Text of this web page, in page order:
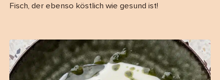
Fisch, der ebenso köstlich wie gesund ist!